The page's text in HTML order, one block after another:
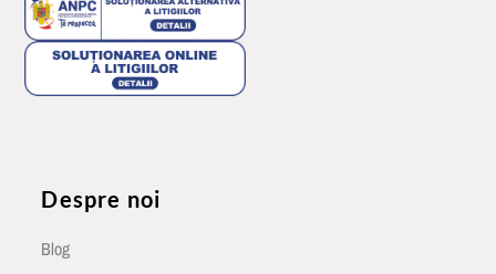
Despre noi
Blog